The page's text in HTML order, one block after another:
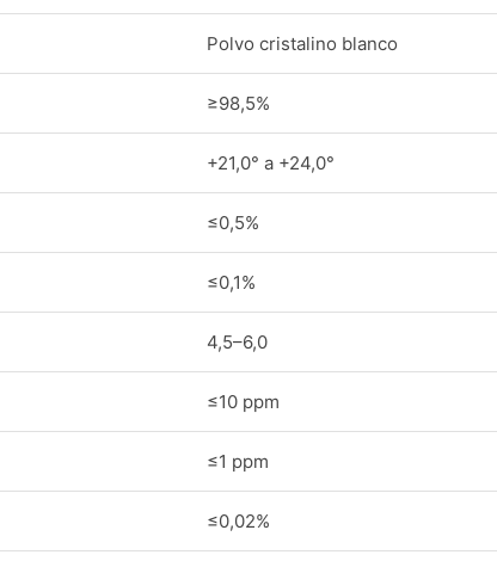
Polvo cristalino blanco
≥98,5%
+21,0° a +24,0°
≤0,5%
≤0,1%
4,5–6,0
≤10 ppm
≤1 ppm
≤0,02%